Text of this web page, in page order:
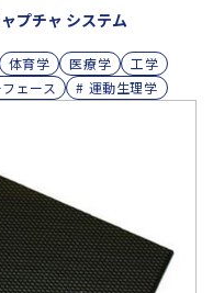
プチャ システム
体育学 医療学
工学
ェース # 運動生理学